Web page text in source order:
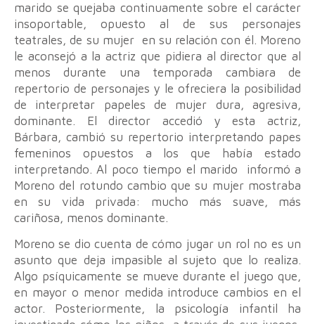
marido se quejaba continuamente sobre el carácter
insoportable, opuesto al de sus personajes
teatrales, de su mujer en su relación con él. Moreno
le aconsejó a la actriz que pidiera al director que al
menos durante una temporada cambiara de
repertorio de personajes y le ofreciera la posibilidad
de interpretar papeles de mujer dura, agresiva,
dominante. El director accedió y esta actriz,
Bárbara, cambió su repertorio interpretando papes
femeninos opuestos a los que había estado
interpretando. Al poco tiempo el marido informó a
Moreno del rotundo cambio que su mujer mostraba
en su vida privada: mucho más suave, más
cariñosa, menos dominante.
Moreno se dio cuenta de cómo jugar un rol no es un
asunto que deja impasible al sujeto que lo realiza.
Algo psíquicamente se mueve durante el juego que,
en mayor o menor medida introduce cambios en el
actor. Posteriormente, la psicología infantil ha